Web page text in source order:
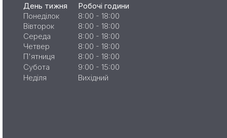
День тижня
Робочі години
Понеділок
8:00 - 18:00
Вівторок
8:00 - 18:00
Середа
8:00 - 18:00
Четвер
8:00 - 18:00
П'ятниця
8:00 - 18:00
Субота
9:00 - 15:00
Неділя
Вихідний